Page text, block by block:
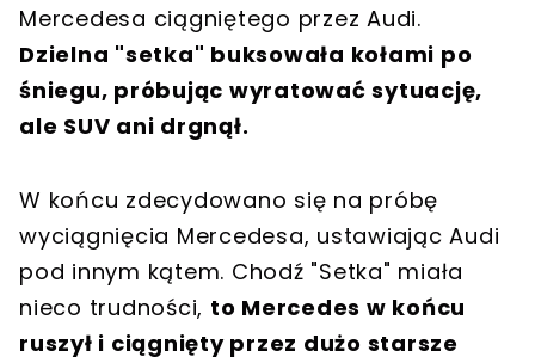
Mercedesa ciągniętego przez Audi.
Dzielna "setka" buksowała kołami po
śniegu, próbując wyratować sytuację,
ale SUV ani drgnął.
W końcu zdecydowano się na próbę
wyciągnięcia Mercedesa, ustawiając Audi
pod innym kątem. Chodź "Setka" miała
nieco trudności, to Mercedes w końcu
ruszył i ciągnięty przez dużo starsze